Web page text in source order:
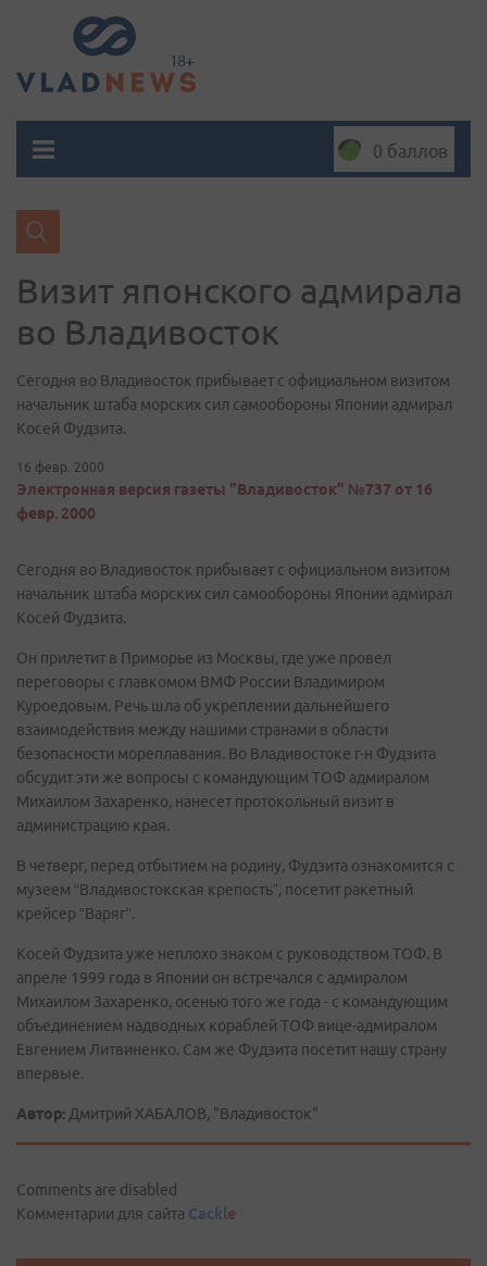
0 баллов
Визит японского адмирала
во Владивосток
Сегодня во Владивосток прибывает с официальном визитом
начальник штаба морских сил самообороны Японии адмирал
Косей Фудзита.
16 февр. 2000
Электронная версия газеты "Владивосток" №737 от 16
февр. 2000
Сегодня во Владивосток прибывает с официальном визитом
начальник штаба морских сил самообороны Японии адмирал
Косей Фудзита.
Он прилетит в Приморье из Москвы, где уже провел
переговоры с главкомом ВМФ России Владимиром
Куроедовым. Речь шла об укреплении дальнейшего
взаимодействия между нашими странами в области
безопасности мореплавания. Во Владивостоке г-н Фудзита
обсудит эти же вопросы с командующим ТОФ адмиралом
Михаилом Захаренко, нанесет протокольный визит в
администрацию края.
В четверг, перед отбытием на родину, Фудзита ознакомится с
музеем “Владивостокская крепость”, посетит ракетный
крейсер “Варяг”.
Косей Фудзита уже неплохо знаком с руководством ТОФ. В
апреле 1999 года в Японии он встречался с адмиралом
Михаилом Захаренко, осенью того же года - с командующим
объединением надводных кораблей ТОФ вице-адмиралом
Евгением Литвиненко. Сам же Фудзита посетит нашу страну
впервые.
Автор: Дмитрий ХАБАЛОВ, "Владивосток"
Comments are disabled
Комментарии для сайта Cackle